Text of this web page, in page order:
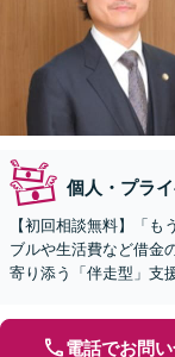
個人・プラ
【初回相談無料】「
ブルや生活費など借金
寄り添う「伴走型」支
電話でお問